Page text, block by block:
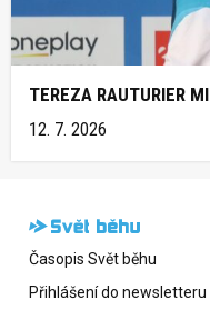
TEREZA RAUTURIER
12. 7. 2026
Časopis Svět běhu
Přihlášení do newsletteru